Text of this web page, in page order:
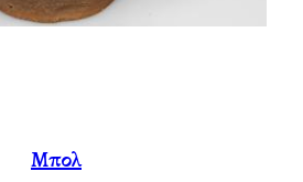
Μπολ